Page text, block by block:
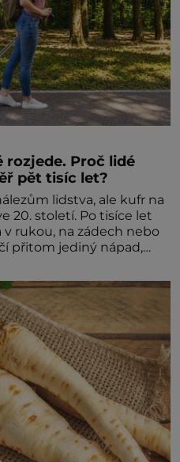
rozjede. Proč lidé
pět tisíc let?
lidstva, ale kufr na
20. století. Po tisíce let
v rukou, na zádech nebo
přitom jediný nápad,
se na letišti ozve věta,